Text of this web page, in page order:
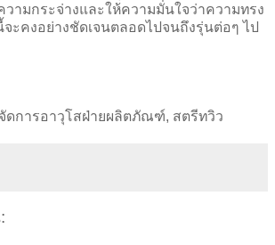
ามกระจ่างและให้ความมั่นใจว่าความทรง
ะคงอย่างชัดเจนตลอดไปจนถึงรุ่นต่อๆ ไป
ดการอาวุโสฝ่ายผลิตภัณฑ์, สตรีทวิว